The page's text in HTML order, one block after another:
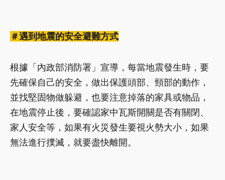
＃遇到地震的安全避難方式
根據「內政部消防署」宣導，每當地震發生時，要
先確保自己的安全，做出保護頭部、頸部的動作，
並找堅固物做躲避，也要注意掉落的家具或物品，
在地震停止後，要確認家中瓦斯開關是否有關閉、
家人安全等，如果有火災發生要視火勢大小，如果
無法進行撲滅，就要盡快離開。